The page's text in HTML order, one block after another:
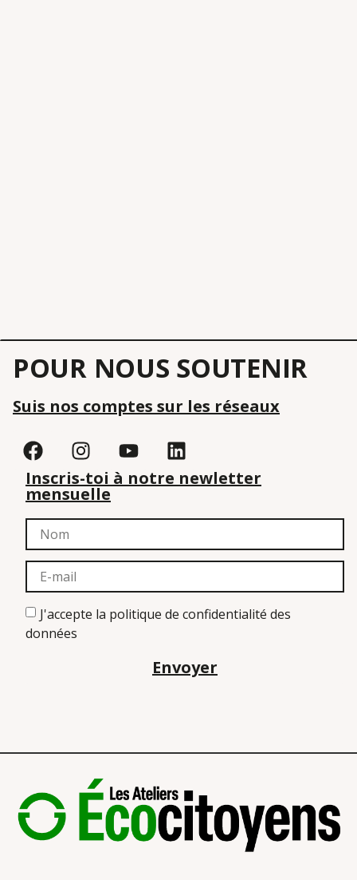
POUR NOUS SOUTENIR
Suis nos comptes sur les réseaux
Inscris-toi à notre newletter
mensuelle
J'accepte la politique de confidentialité des
données
Envoyer